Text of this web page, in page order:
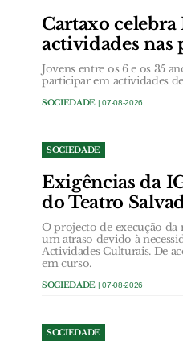
Cartaxo
actividades
Jovens entre os 6 e os 35
participar em actividades
SOCIEDADE | 07-08-2026
SOCIEDADE
Exigências da
do Teatro
O projecto de execução da
um atraso devido à
Actividades Culturais. De
em curso.
SOCIEDADE | 07-08-2026
SOCIEDADE